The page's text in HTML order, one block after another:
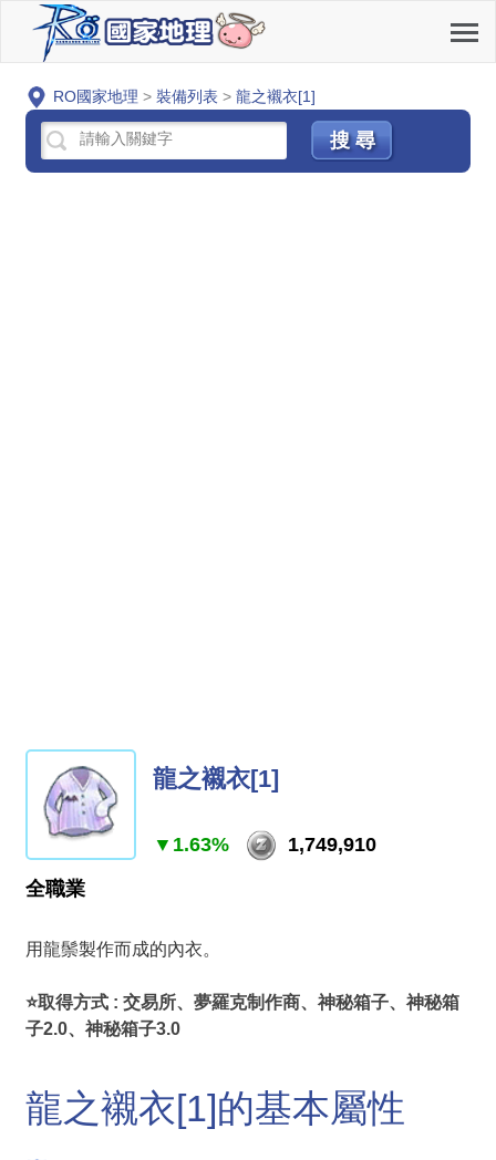
RO國家地理 > 裝備列表 > 龍之襯衣[1]
龍之襯衣[1]
▼1.63%
1,749,910
全職業
用龍鬃製作而成的內衣。
⭐取得方式 : 交易所、夢羅克制作商、神秘箱子、神秘箱
子2.0、神秘箱子3.0
龍之襯衣[1]的基本屬性